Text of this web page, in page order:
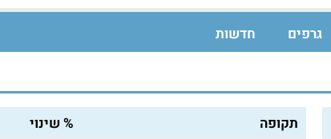
גרפים חדשות
תקופה % שינוי